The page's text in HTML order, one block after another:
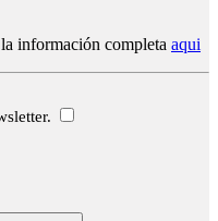
información completa aqui